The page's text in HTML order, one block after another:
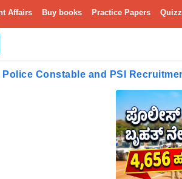
Affairs Buy books Practice Papers
Police Constable and PSI